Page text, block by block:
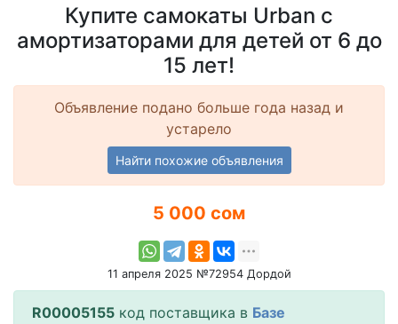
Купите самокаты Urban с
амортизаторами для детей от 6 до
15 лет!
Объявление подано больше года назад и
устарело
Найти похожие объявления
5 000 сом
11 апреля 2025 №72954 Дордой
R00005155 код поставщика в Базе